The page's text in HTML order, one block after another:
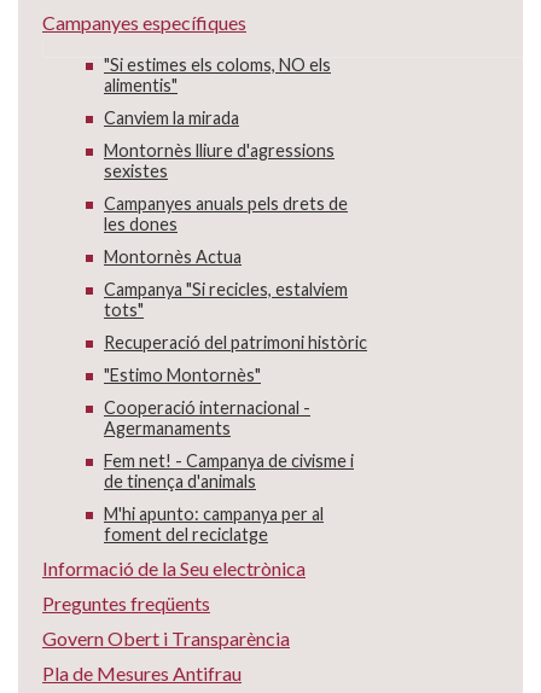
Campanyes específiques
"Si estimes els coloms, NO els
alimentis"
Canviem la mirada
Montornès lliure d'agressions
sexistes
Campanyes anuals pels drets de
les dones
Montornès Actua
Campanya "Si recicles, estalviem
tots"
Recuperació del patrimoni històric
"Estimo Montornès"
Cooperació internacional -
Agermanaments
Fem net! - Campanya de civisme i
de tinença d'animals
M'hi apunto: campanya per al
foment del reciclatge
Informació de la Seu electrònica
Preguntes freqüents
Govern Obert i Transparència
Pla de Mesures Antifrau